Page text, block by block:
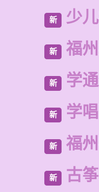
新 少
新 福
新 学
新 学
新 福
新 古